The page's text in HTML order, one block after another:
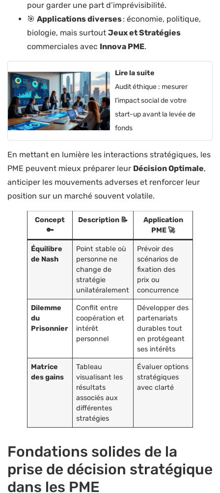
pour garder une part d’imprévisibilité.
🎯 Applications diverses: économie, politique,
biologie, mais surtout Jeux et Stratégies
commerciales avec Innova PME.
Lire la suite
Audit éthique : mesurer
l’impact social de votre
start-up avant la levée de
fonds
En mettant en lumière les interactions stratégiques, les
PME peuvent mieux préparer leur Décision Optimale,
anticiper les mouvements adverses et renforcer leur
position sur un marché souvent volatile.
Concept
🔑
Description 📝
Application
PME 🚀
Équilibre
de Nash
Point stable où
personne ne
change de
stratégie
unilatéralement
Prévoir des
scénarios de
fixation des
prix ou
concurrence
Dilemme
du
Prisonnier
Conflit entre
coopération et
intérêt
personnel
Développer des
partenariats
durables tout
en protégeant
ses intérêts
Matrice
des gains
Tableau
visualisant les
résultats
associés aux
différentes
stratégies
Évaluer options
stratégiques
avec clarté
Fondations solides de la
prise de décision stratégique
dans les PME